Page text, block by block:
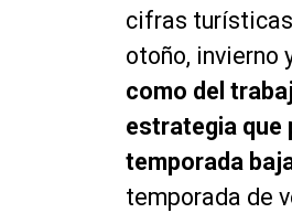
cifras turísticas
otoño, invierno
como del
estrategia que
temporada
temporada de